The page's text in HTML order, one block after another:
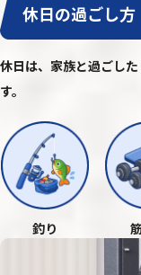
休日の過ごし方
休日は、家族と過ごし
す。
釣り